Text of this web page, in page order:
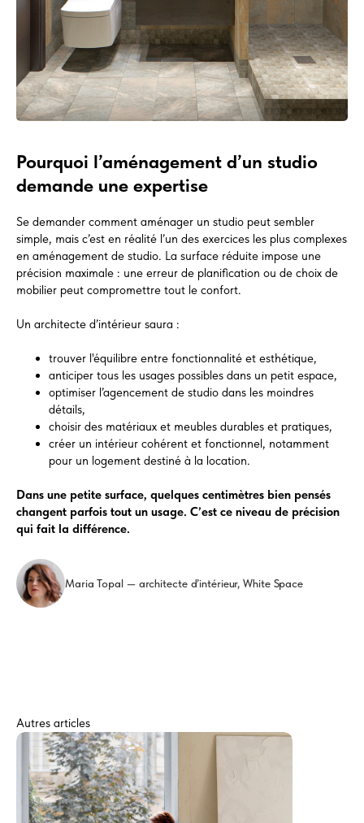
Pourquoi l’aménagement d’un studio
demande une expertise
Se demander comment aménager un studio peut sembler
simple, mais c’est en réalité l’un des exercices les plus complexes
en aménagement de studio. La surface réduite impose une
précision maximale : une erreur de planification ou de choix de
mobilier peut compromettre tout le confort.
Un architecte d’intérieur saura :
trouver l'équilibre entre fonctionnalité et esthétique,
anticiper tous les usages possibles dans un petit espace,
optimiser l’agencement de studio dans les moindres
détails,
choisir des matériaux et meubles durables et pratiques,
créer un intérieur cohérent et fonctionnel, notamment
pour un logement destiné à la location.
Dans une petite surface, quelques centimètres bien pensés
changent parfois tout un usage. C’est ce niveau de précision
qui fait la différence.
Maria Topal — architecte d’intérieur, White Space
Autres articles